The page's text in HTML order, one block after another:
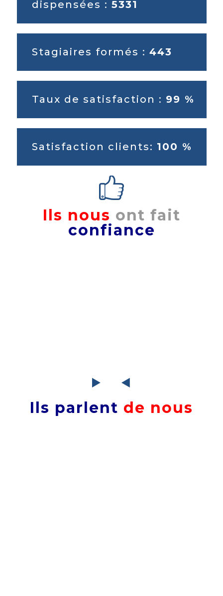
dispensées : 5331
Stagiaires formés : 443
Taux de satisfaction : 99 %
Satisfaction clients: 100 %
Ils nous ont fait
confiance
Ils parlent de nous